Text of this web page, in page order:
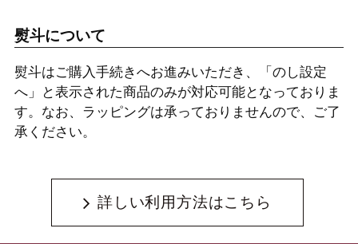
熨斗について
熨斗はご購入手続きへお進みいただき、「のし設定
へ」と表示された商品のみが対応可能となっておりま
す。なお、ラッピングは承っておりませんので、ご了
承ください。
詳しい利用方法はこちら